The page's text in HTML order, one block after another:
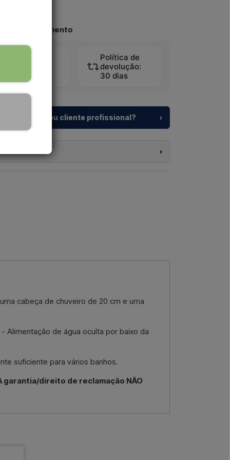
no momento
Política de
devolução:
30 dias
campismo ou cliente profissional?
›
aldeamentos turísticos e promotores
›
cabeça de chuveiro de 20 cm e uma
Alimentação de água oculta por baixo da
suficiente para vários banhos.
garantia/direito de reclamação NÃO